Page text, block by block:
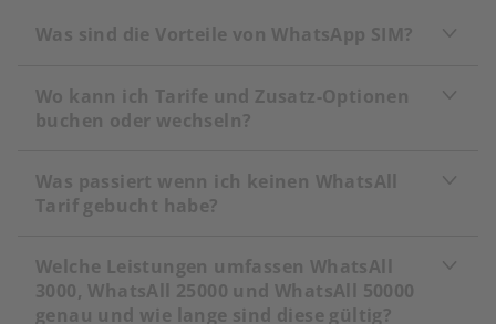
Was sind die Vorteile von WhatsApp SIM?
Wo kann ich Tarife und Zusatz-Optionen
buchen oder wechseln?
Was passiert wenn ich keinen WhatsAll
Tarif gebucht habe?
Welche Leistungen umfassen WhatsAll
3000, WhatsAll 25000 und WhatsAll 50000
genau und wie lange sind diese gültig?